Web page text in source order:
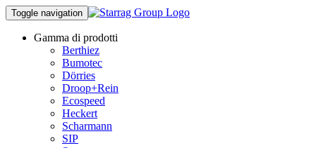
Toggle navigation
Gamma di prodotti
Berthiez
Bumotec
Dörries
Droop+Rein
Ecospeed
Heckert
Scharmann
SIP